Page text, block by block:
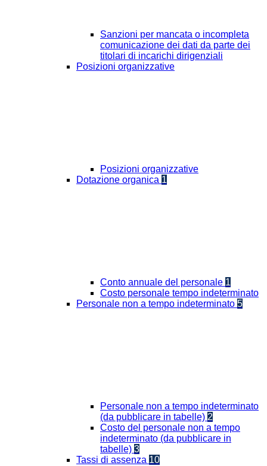
Sanzioni per mancata o incompleta
comunicazione dei dati da parte dei
titolari di incarichi dirigenziali
Posizioni organizzative
Posizioni organizzative
Dotazione organica 1
Conto annuale del personale 1
Costo personale tempo indeterminato
Personale non a tempo indeterminato 5
Personale non a tempo indeterminato
(da pubblicare in tabelle) 2
Costo del personale non a tempo
indeterminato (da pubblicare in
tabelle) 3
Tassi di assenza 10